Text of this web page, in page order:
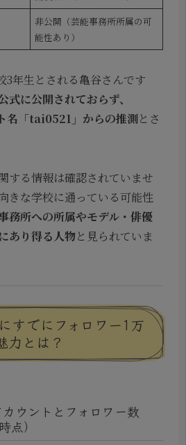
非公開（芸能事務所所属の可
能性あり）
3年生とされる亀谷さんです
式に公開されておらず、
「tai0521」からの推測とさ
する情報は確認されていませ
きな学校に通っている可能性
務所への所属やモデル・俳優
あり得る人物と見られていま
すでにフォロワー1万
力とは？
ウントとフォロワー数
点）